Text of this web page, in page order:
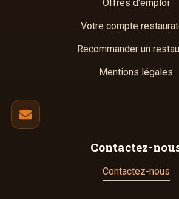
Offres d'emploi
Votre compte
Recommander un
Mentions légales
Contactez-
Contactez-nous